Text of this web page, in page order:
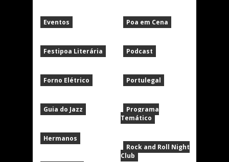
Eventos
Festipoa Literária
Forno Elétrico
Guia do Jazz
Hermanos
Poa em Cena
Podcast
Portulegal
Programa
Temático
Rock and Roll Night
Club